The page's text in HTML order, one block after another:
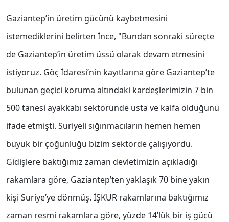
Gaziantep’in üretim gücünü kaybetmesini
istemediklerini belirten İnce, "Bundan sonraki süreçte
de Gaziantep’in üretim üssü olarak devam etmesini
istiyoruz. Göç İdaresi’nin kayıtlarına göre Gaziantep’te
bulunan geçici koruma altındaki kardeşlerimizin 7 bin
500 tanesi ayakkabı sektöründe usta ve kalfa olduğunu
ifade etmişti. Suriyeli sığınmacıların hemen hemen
büyük bir çoğunluğu bizim sektörde çalışıyordu.
Gidişlere baktığımız zaman devletimizin açıkladığı
rakamlara göre, Gaziantep’ten yaklaşık 70 bine yakın
kişi Suriye’ye dönmüş. İŞKUR rakamlarına baktığımız
zaman resmi rakamlara göre, yüzde 14’lük bir iş gücü